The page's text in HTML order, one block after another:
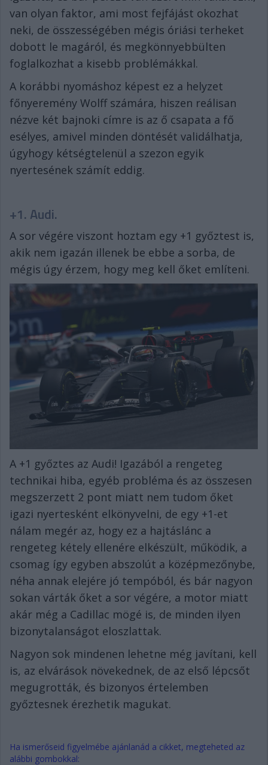
van olyan faktor, ami most fejfájást okozhat
neki, de összességében mégis óriási terheket
dobott le magáról, és megkönnyebbülten
foglalkozhat a kisebb problémákkal.
A korábbi nyomáshoz képest ez a helyzet
főnyeremény Wolff számára, hiszen reálisan
nézve két bajnoki címre is az ő csapata a fő
esélyes, amivel minden döntését validálhatja,
úgyhogy kétségtelenül a szezon egyik
nyertesének számít eddig.
+1. Audi.
A sor végére viszont hoztam egy +1 győztest is,
akik nem igazán illenek be ebbe a sorba, de
mégis úgy érzem, hogy meg kell őket említeni.
A +1 győztes az Audi! Igazából a rengeteg
technikai hiba, egyéb probléma és az összesen
megszerzett 2 pont miatt nem tudom őket
igazi nyertesként elkönyvelni, de egy +1-et
nálam megér az, hogy ez a hajtáslánc a
rengeteg kétely ellenére elkészült, működik, a
csomag így egyben abszolút a középmezőnybe,
néha annak elejére jó tempóból, és bár nagyon
sokan várták őket a sor végére, a motor miatt
akár még a Cadillac mögé is, de minden ilyen
bizonytalanságot eloszlattak.
Nagyon sok mindenen lehetne még javítani, kell
is, az elvárások növekednek, de az első lépcsőt
megugrották, és bizonyos értelemben
győztesnek érezhetik magukat.
Ha ismerőseid figyelmébe ajánlanád a cikket, megteheted az
alábbi gombokkal: